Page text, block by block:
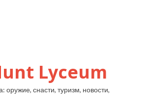
Lyceum
оружие, снасти, туризм, новости,